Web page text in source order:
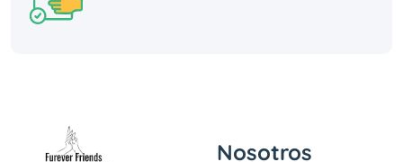
Nosotros